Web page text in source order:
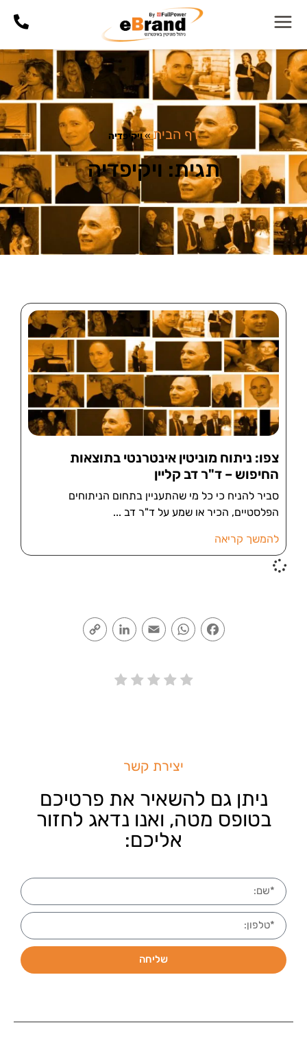
דף הבית»ויקיפדיה
תגית: ויקיפדיה
צפו: ניתוח מוניטין אינטרנטי בתוצאות
החיפוש – ד"ר דב קליין
סביר להניח כי כל מי שהתעניין בתחום הניתוחים
הפלסטיים, הכיר או שמע על ד"ר דב
להמשך קריאה
Facebook
WhatsApp
Email
LinkedIn
יצירת קשר
ניתן גם להשאיר את פרטיכם
בטופס מטה, ואנו נדאג לחזור
אליכם:
שליחה